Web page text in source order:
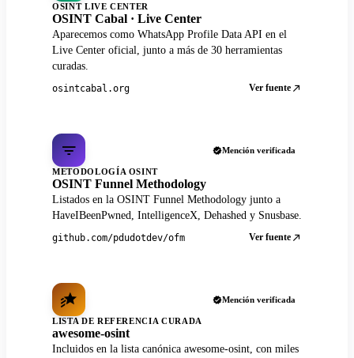
OSINT LIVE CENTER
OSINT Cabal · Live Center
Aparecemos como WhatsApp Profile Data API en el
Live Center oficial, junto a más de 30 herramientas
curadas.
osintcabal.org Ver fuente
Mención verificada
METODOLOGÍA OSINT
OSINT Funnel Methodology
Listados en la OSINT Funnel Methodology junto a
HaveIBeenPwned, IntelligenceX, Dehashed y Snusbase.
github.com/pdudotdev/ofm Ver fuente
Mención verificada
LISTA DE REFERENCIA CURADA
awesome-osint
Incluidos en la lista canónica awesome-osint, con miles